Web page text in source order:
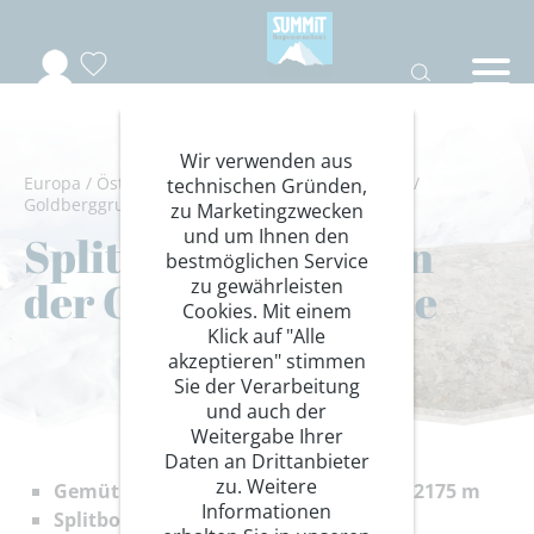
Europa / Österreich/Nationalpark Hohe Tauern
/
Goldberggruppe
Wintersport/Snowboard
Splitboardtouren in
der Goldberggruppe
Gemütliches Schutzhaus Neubau auf 2175 m
Splitboardtouren im Hochgebirge der
Wir verwenden aus
technischen Gründen,
zu Marketingzwecken
und um Ihnen den
bestmöglichen Service
zu gewährleisten
Cookies. Mit einem
Klick auf "Alle
akzeptieren" stimmen
Sie der Verarbeitung
und auch der
Weitergabe Ihrer
Daten an Drittanbieter
zu. Weitere
Informationen